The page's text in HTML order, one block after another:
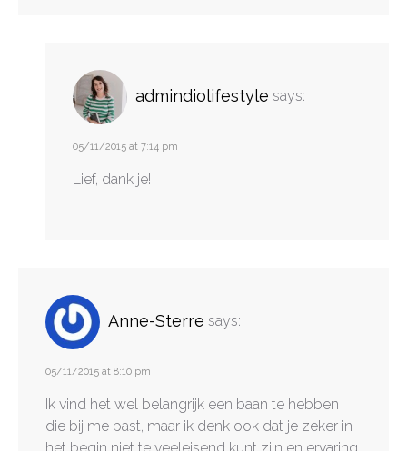
admindiolifestyle says:
05/11/2015 at 7:14 pm
Lief, dank je!
Anne-Sterre says:
05/11/2015 at 8:10 pm
Ik vind het wel belangrijk een baan te hebben
die bij me past, maar ik denk ook dat je zeker in